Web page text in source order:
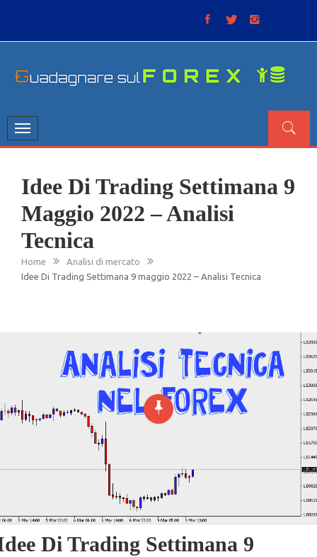
Toggle
navigation
Idee Di Trading Settimana 9
Maggio 2022 – Analisi
Tecnica
Home
Analisi di mercato
Idee Di Trading Settimana 9 maggio 2022 – Analisi Tecnica
Di Trading Settimana 9